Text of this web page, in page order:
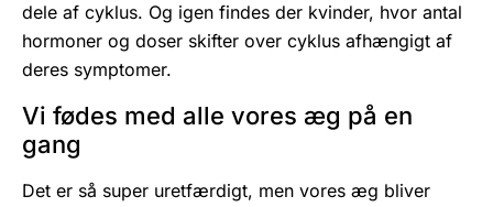
dele af cyklus. Og igen findes der kvinder, hvor antal
hormoner og doser skifter over cyklus afhængigt af
deres symptomer.
Vi fødes med alle vores æg på en
gang
Det er så super uretfærdigt, men vores æg bliver